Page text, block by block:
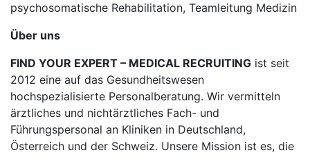
psychosomatische Rehabilitation, Teamleitung Medizin
Über uns
FIND YOUR EXPERT – MEDICAL RECRUITING ist seit
2012 eine auf das Gesundheitswesen
hochspezialisierte Personalberatung. Wir vermitteln
ärztliches und nichtärztliches Fach- und
Führungspersonal an Kliniken in Deutschland,
Österreich und der Schweiz. Unsere Mission ist es, die